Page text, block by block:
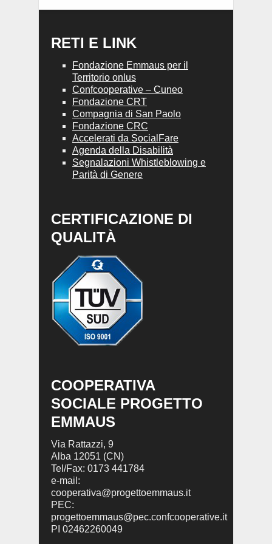
RETI E LINK
Fondazione Emmaus per il
Territorio onlus
Confcooperative – Cuneo
Fondazione CRT
Compagnia di San Paolo
Fondazione CRC
Accelerati da SocialFare
Agenda della Disabilità
Segnalazioni Whistleblowing e
Parità di Genere
CERTIFICAZIONE DI
QUALITÀ
COOPERATIVA
SOCIALE PROGETTO
EMMAUS
Via Rattazzi, 9
Alba 12051 (CN)
Tel/Fax: 0173 441784
e-mail:
cooperativa@progettoemmaus.it
PEC:
progettoemmaus@pec.confcooperative.it
PI 02462260049